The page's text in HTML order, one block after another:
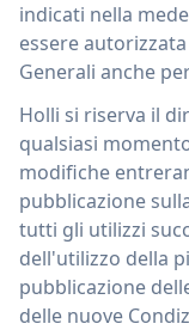
indicati nella
essere
Generali anche
Holli si riserva il
qualsiasi
modifiche
pubblicazione
tutti gli utilizzi
dell'utilizzo della
pubblicazione
delle nuove